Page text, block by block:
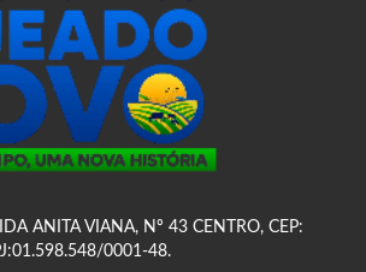
ANITA VIANA, Nº 43 CENTRO, CEP:
0001-48.